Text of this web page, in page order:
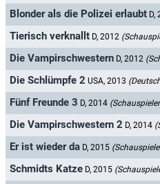
Blonder als die Polizei erlaubt D,
Tierisch verknallt D, 2012
Die Vampirschwestern D, 2012
Die Schlümpfe 2 USA, 2013
Fünf Freunde 3 D, 2014
Die Vampirschwestern 2 D, 2014
Er ist wieder da D, 2015
Schmidts Katze D, 2015